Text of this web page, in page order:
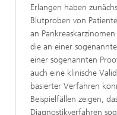
Erlangen haben
Blutproben von
an
die an einer
einer sogenannten
auch eine klinische
basierter Verfahren
Beispielfällen zeigen,
Diagnostikverfahren